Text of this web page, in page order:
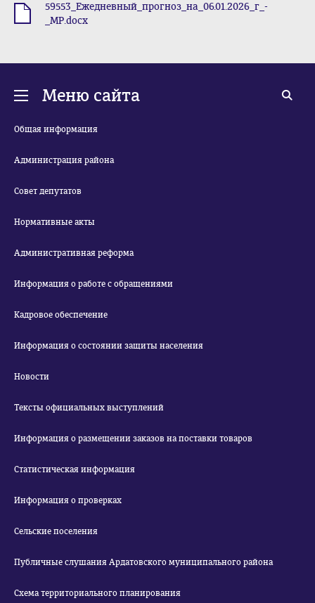
59553_Ежедневный_прогноз_на_06.01.2026_г_-
_МР.docx
Меню сайта
Общая информация
Администрация района
Совет депутатов
Нормативные акты
Административная реформа
Информация о работе с обращениями
Кадровое обеспечение
Информация о состоянии защиты населения
Новости
Тексты официальных выступлений
Информация о размещении заказов на поставки товаров
Статистическая информация
Информация о проверках
Сельские поселения
Публичные слушания Ардатовского муниципального района
Схема территориального планирования